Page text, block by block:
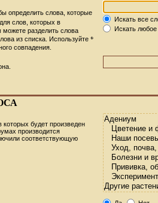
определить слова, которые
для слов, которых в
можете разделить слова
из списка. Используйте *
совпадения.
Искать все
Искать
будет произведен
производится
соответствующую